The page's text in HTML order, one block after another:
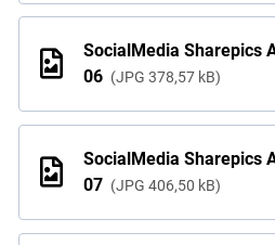
SocialMedia Sharepics
06
JPG 378,57 kB
SocialMedia Sharepics
07
JPG 406,50 kB